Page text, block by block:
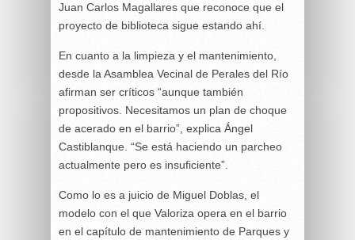
Juan Carlos Magallares que reconoce que el
proyecto de biblioteca sigue estando ahí.
En cuanto a la limpieza y el mantenimiento,
desde la Asamblea Vecinal de Perales del Río
afirman ser críticos “aunque también
propositivos. Necesitamos un plan de choque
de acerado en el barrio”, explica Ángel
Castiblanque. “Se está haciendo un parcheo
actualmente pero es insuficiente”.
Como lo es a juicio de Miguel Doblas, el
modelo con el que Valoriza opera en el barrio
en el capítulo de mantenimiento de Parques y